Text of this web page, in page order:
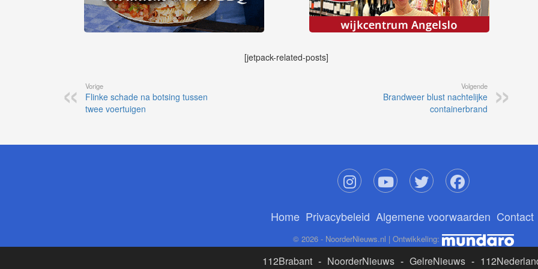
[jetpack-related-posts]
Vorige
Flinke schade na botsing tussen
twee voertuigen
Volgende
Brandweer blust nachtelijke
containerbrand
Home Privacybeleid Algemene voorwaarden Contact
© 2026 - NoorderNieuws.nl | Ontwikkeling:
112Brabant - NoorderNieuws - GelreNieuws -